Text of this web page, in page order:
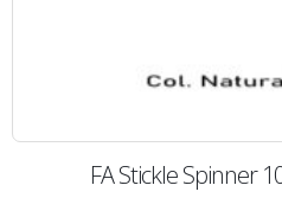
FA Stickle Spinner